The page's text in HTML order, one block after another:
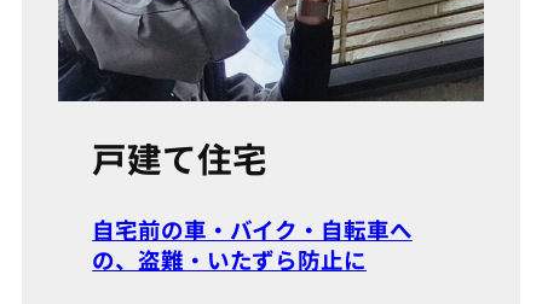
戸建て住宅
自宅前の車・バイク・自転車へ
の、盗難・いたずら防止に